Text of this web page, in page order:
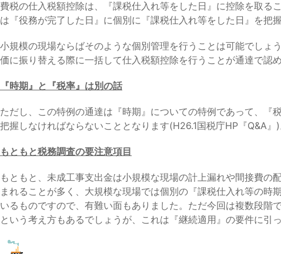
費税の仕入税額控除は、『課税仕入れ等をした日』に控除を取
は『役務が完了した日』に個別に『課税仕入れ等をした日』を把
小規模の現場ならばそのような個別管理を行うことは可能でし
価に振り替える際に一括して仕入税額控除を行うことが通達で認
『時期』と『税率』は別の話
ただし、この特例の通達は『時期』についての特例であって、
把握しなければならないこととなります(H26.1国税庁HP『Q&A』)
もともと税務調査の要注意項目
もともと、未成工事支出金は小規模な現場の計上漏れや間接費
まれることが多く、大規模な現場では個別の『課税仕入れ等の
いるものですので、有難い面もありました。ただ今回は複数段
という考え方もあるでしょうが、これは『継続適用』の要件に引